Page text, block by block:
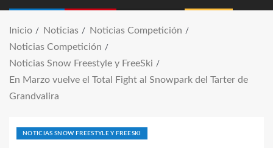
Inicio Noticias
Noticias Competición
Noticias Competición
Noticias Snow Freestyle y FreeSki
En Marzo vuelve el Total Fight al Snowpark del Tarter de
Grandvalira
NOTICIAS SNOW FREESTYLE Y FREESKI